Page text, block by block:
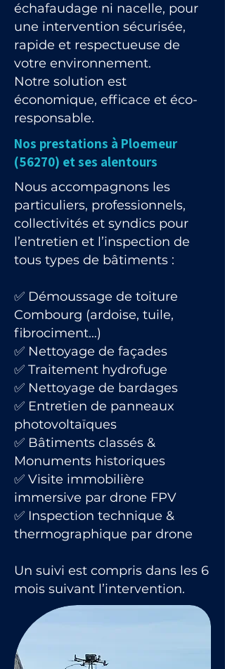
échafaudage ni nacelle, pour
une intervention sécurisée,
rapide et respectueuse de
votre environnement.
Notre solution est
économique, efficace et éco-
responsable.
Nos prestations à Ploemeur
(56270) et ses alentours
Nous accompagnons les
particuliers, professionnels,
collectivités et syndics pour
l’entretien et l’inspection de
tous types de bâtiments :
✅ Démoussage de toiture
Combourg (ardoise, tuile,
fibrociment…)
✅ Nettoyage de façades
✅ Traitement hydrofuge
✅ Nettoyage de bardages
✅ Entretien de panneaux
photovoltaïques
✅ Bâtiments classés &
Monuments historiques
✅ Visite immobilière
immersive par drone FPV
✅ Inspection technique &
thermographique par drone
Un suivi est compris dans les 6
mois suivant l’intervention.